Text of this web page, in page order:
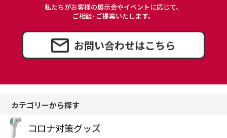
私たちがお客様の展示会やイベントに応じて、
ご相談･ご提案いたします。
お問い合わせはこちら
カテゴリーから探す
コロナ対策グッズ